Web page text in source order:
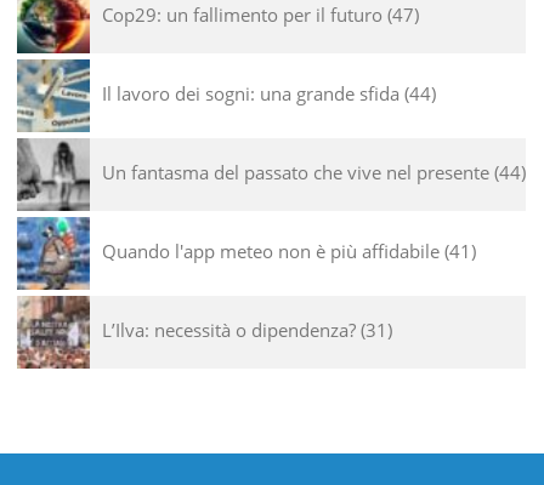
Cop29: un fallimento per il futuro 47
Il lavoro dei sogni: una grande sfida 44
Un fantasma del passato che vive nel presente 44
Quando l'app meteo non è più affidabile 41
L’Ilva: necessità o dipendenza? 31